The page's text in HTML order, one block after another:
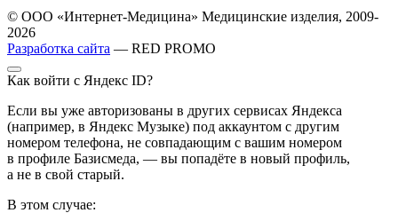
© ООО «Интернет-Медицина» Медицинские изделия, 2009-
2026
Разработка сайта — RED PROMO
Как войти с Яндекс ID?
Если вы уже авторизованы в других сервисах Яндекса
(например, в Яндекс Музыке) под аккаунтом с другим
номером телефона, не совпадающим с вашим номером
в профиле Базисмеда, — вы попадёте в новый профиль,
а не в свой старый.
В этом случае: